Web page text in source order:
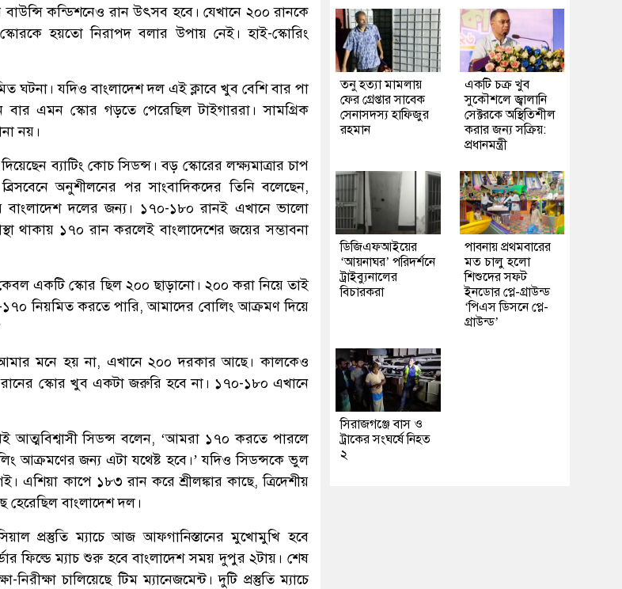
বাউন্সি কন্ডিশনেও রান উৎসব হবে। যেখানে ২০০ রানকে
হয়তো নিরাপদ বলার উপায় নেই। হাই-স্কোরিং
ঘটনা। যদিও বাংলাদেশ দল এই ক্লাবে খুব বেশি বার পা
বার এমন স্কোর গড়তে পেরেছিল টাইগাররা। সামগ্রিক
নয়।
ব্যাটিং কোচ সিডন্স। বড় স্কোরের লক্ষ্যমাত্রার চাপ
অনুশীলনের পর সাংবাদিকদের তিনি বলেছেন,
বাংলাদেশ দলের জন্য। ১৭০-১৮০ রানই এখানে ভালো
থাকায় ১৭০ রান করলেই বাংলাদেশের জয়ের সম্ভাবনা
একটি স্কোর ছিল ২০০ ছাড়ানো। ২০০ করা নিয়ে তাই
নিয়মিত করতে পারি, আমাদের বোলিং আক্রমণ দিয়ে
মনে হয় না, এখানে ২০০ দরকার আছে। কালকেও
স্কোর খুব একটা জরুরি হবে না। ১৭০-১৮০ এখানে
আত্মবিশ্বাসী সিডন্স বলেন, ‘আমরা ১৭০ করতে পারলে
আক্রমণের জন্য এটা যথেষ্ট হবে।’ যদিও সিডন্সকে ভুল
এশিয়া কাপে ১৮৩ রান করে শ্রীলঙ্কার কাছে, ত্রিদেশীয়
হেরেছিল বাংলাদেশ দল।
প্রস্তুতি ম্যাচে আজ আফগানিস্তানের মুখোমুখি হবে
ফিল্ডে ম্যাচ শুরু হবে বাংলাদেশ সময় দুপুর ২টায়। শেষ
নিরীক্ষা চালিয়েছে টিম ম্যানেজমেন্ট। দুটি প্রস্তুতি ম্যাচে
তনু হত্যা মামলায়
ফের গ্রেপ্তার সাবেক
সেনাসদস্য হাফিজুর
রহমান
একটি চক্র খুব
সুকৌশলে জ্বালানি
সেক্টরকে অস্থিতিশীল
করার জন্য সক্রিয়:
প্রধানমন্ত্রী
ডিজিএফআইয়ের
‘আয়নাঘর’ পরিদর্শনে
ট্রাইব্যুনালের
বিচারকরা
পাবনায় প্রথমবারের
মত চালু হলো
শিশুদের সফট
ইনডোর প্লে-গ্রাউন্ড
‘পিএস ডিসনে প্লে-
গ্রাউন্ড’
সিরাজগঞ্জে বাস ও
ট্রাকের সংঘর্ষে নিহত
২